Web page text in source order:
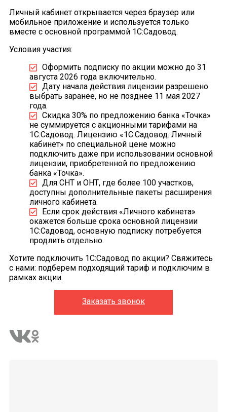
Личный кабинет открывается через браузер или
мобильное приложение и используется только
вместе с основной программой 1С:Садовод.
Условия участия:
Оформить подписку по акции можно до 31
августа 2026 года включительно.
Дату начала действия лицензии разрешено
выбрать заранее, но не позднее 11 мая 2027
года.
Скидка 30% по предложению банка «Точка»
не суммируется с акционными тарифами на
1С:Садовод. Лицензию «1С:Садовод. Личный
кабинет» по специальной цене можно
подключить даже при использовании основной
лицензии, приобретенной по предложению
банка «Точка».
Для СНТ и ОНТ, где более 100 участков,
доступны дополнительные пакеты расширения
личного кабинета.
Если срок действия «Личного кабинета»
окажется больше срока основной лицензии
1С:Садовод, основную подписку потребуется
продлить отдельно.
Хотите подключить 1С:Садовод по акции? Свяжитесь
с нами: подберем подходящий тариф и подключим в
рамках акции.
Заказать звонок